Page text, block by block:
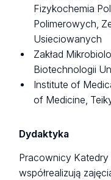
Fizykochemia
Polimerowych,
Usieciowanych
Zakład
Biotechnologii
Institute of
of Medicine,
Dydaktyka
Pracownicy
współrealizują